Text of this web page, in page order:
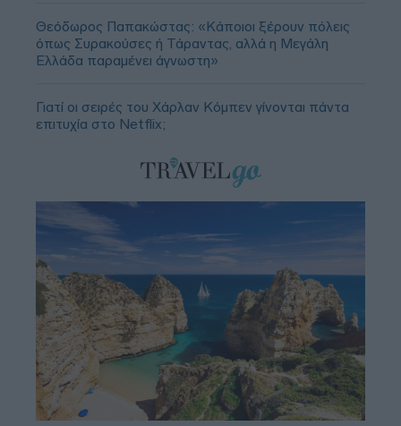
Θεόδωρος Παπακώστας: «Κάποιοι ξέρουν πόλεις
όπως Συρακούσες ή Τάραντας, αλλά η Μεγάλη
Ελλάδα παραμένει άγνωστη»
Γιατί οι σειρές του Χάρλαν Κόμπεν γίνονται πάντα
επιτυχία στο Netflix;